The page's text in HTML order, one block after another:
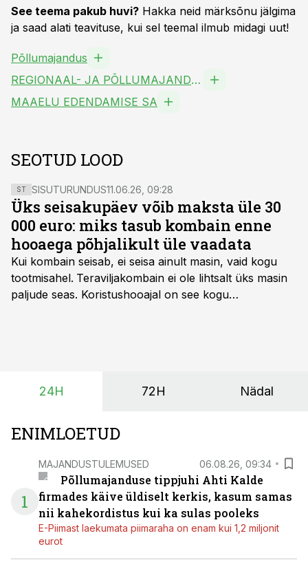
See teema pakub huvi? Hakka neid märksõnu jälgima
ja saad alati teavituse, kui sel teemal ilmub midagi uut!
Põllumajandus
REGIONAAL- JA PÕLLUMAJANDUSMINISTEERIUM TRAS
MAAELU EDENDAMISE SA
SEOTUD LOOD
ST SISUTURUNDUS11.06.26, 09:28
Üks seisakupäev võib maksta üle 30
000 euro: miks tasub kombain enne
hooaega põhjalikult üle vaadata
Kui kombain seisab, ei seisa ainult masin, vaid kogu
tootmisahel. Teraviljakombain ei ole lihtsalt üks masin
paljude seas. Koristushooajal on see kogu
24H 72H Nädal
ENIMLOETUD
1
MAJANDUSTULEMUSED 06.08.26, 09:34
Põllumajanduse tippjuhi Ahti Kalde
firmades käive üldiselt kerkis, kasum samas
nii kahekordistus kui ka sulas pooleks
E-Piimast laekumata piimaraha on enam kui 1,2 miljonit
eurot